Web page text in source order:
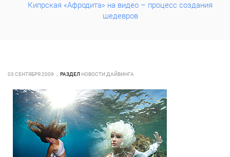
Кипрская «Афродита» на видео – процесс создания
шедевров
03 СЕНТЯБРЯ 2009 РАЗДЕЛ НОВОСТИ ДАЙВИНГА